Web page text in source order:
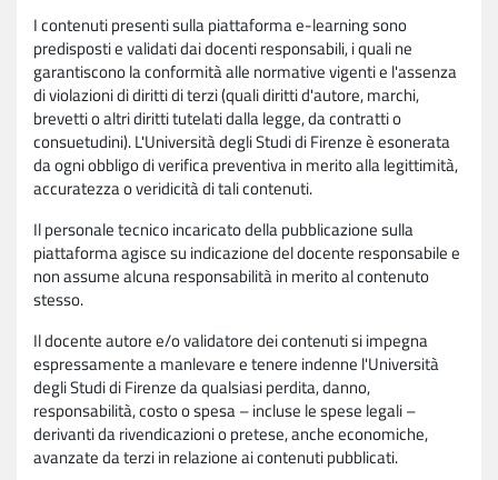
I contenuti presenti sulla piattaforma e-learning sono
predisposti e validati dai docenti responsabili, i quali ne
garantiscono la conformità alle normative vigenti e l'assenza
di violazioni di diritti di terzi (quali diritti d'autore, marchi,
brevetti o altri diritti tutelati dalla legge, da contratti o
consuetudini). L'Università degli Studi di Firenze è esonerata
da ogni obbligo di verifica preventiva in merito alla legittimità,
accuratezza o veridicità di tali contenuti.
Il personale tecnico incaricato della pubblicazione sulla
piattaforma agisce su indicazione del docente responsabile e
non assume alcuna responsabilità in merito al contenuto
stesso.
Il docente autore e/o validatore dei contenuti si impegna
espressamente a manlevare e tenere indenne l'Università
degli Studi di Firenze da qualsiasi perdita, danno,
responsabilità, costo o spesa – incluse le spese legali –
derivanti da rivendicazioni o pretese, anche economiche,
avanzate da terzi in relazione ai contenuti pubblicati.